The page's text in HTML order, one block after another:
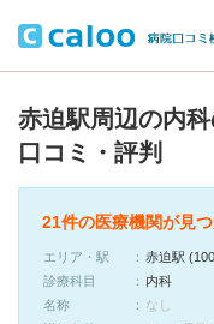
赤迫駅周辺の内
口コミ・評判
21件の医療機関が見
エリア・駅
赤迫駅
診療科目
内科
名称
なし